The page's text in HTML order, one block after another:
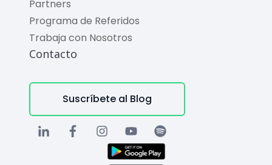
Partners
Programa de Referidos
Trabaja con Nosotros
Contacto
Suscríbete al Blog